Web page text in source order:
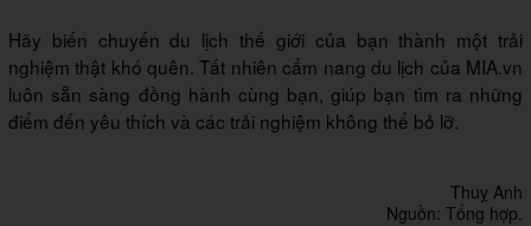
Hãy biến chuyến du lịch thế giới của bạn thành một trải
nghiệm thật khó quên. Tất nhiên cẩm nang du lịch của MIA.vn
luôn sẵn sàng đồng hành cùng bạn, giúp bạn tìm ra những
điểm đến yêu thích và các trải nghiệm không thể bỏ lỡ.
Thuỵ Anh
Nguồn: Tổng hợp.